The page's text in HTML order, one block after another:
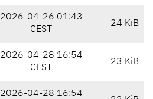
2026-04-26 01:43
CEST
24 KiB
2026-04-28 16:54
CEST
23 KiB
2026-04-28 16:54